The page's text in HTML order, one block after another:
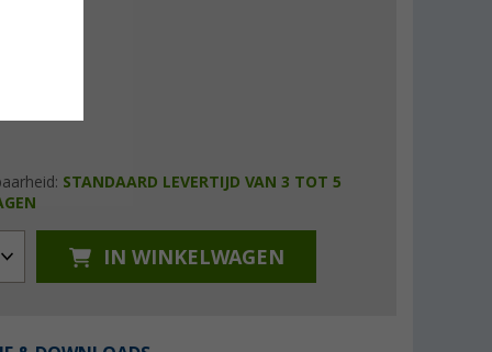
STANDAARD LEVERTIJD VAN 3 TOT 5
IN WINKELWAGEN